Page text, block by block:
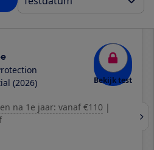
(2026)
Bekijk test
na 1e jaar: vanaf €110 |